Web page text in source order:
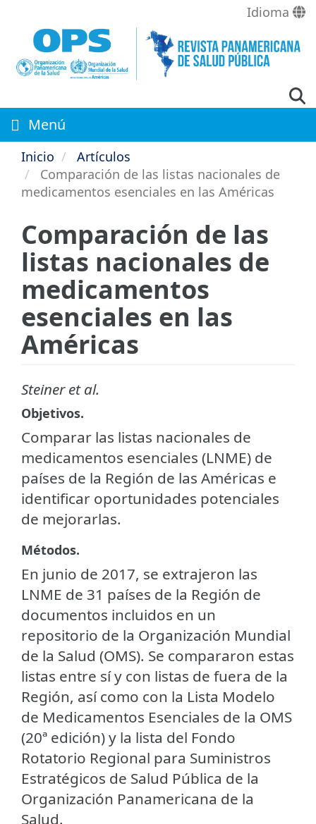
contenido
principal
Idioma
Menú
Inicio
Artículos
Comparación de las listas nacionales de
medicamentos esenciales en las Américas
Comparación de las
listas nacionales de
medicamentos
esenciales en las
Américas
Steiner et al.
Objetivos.
Comparar las listas nacionales de
medicamentos esenciales (LNME) de
países de la Región de las Américas e
identificar oportunidades potenciales
de mejorarlas.
Métodos.
En junio de 2017, se extrajeron las
LNME de 31 países de la Región de
documentos incluidos en un
repositorio de la Organización Mundial
de la Salud (OMS). Se compararon estas
listas entre sí y con listas de fuera de la
Región, así como con la Lista Modelo
de Medicamentos Esenciales de la OMS
(20ª edición) y la lista del Fondo
Rotatorio Regional para Suministros
Estratégicos de Salud Pública de la
Organización Panamericana de la
Salud.